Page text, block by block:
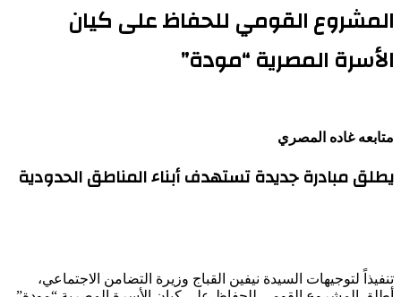
المشروع القومي للحفاظ على كيان
الأسرة المصرية “مودة”
متابعه غاده المصري
يطلق مبادرة جديدة تستهدف أبناء المناطق الحدودية
تنفيذاً لتوجيهات السيدة نيفين القباج وزيرة التضامن الاجتماعي،